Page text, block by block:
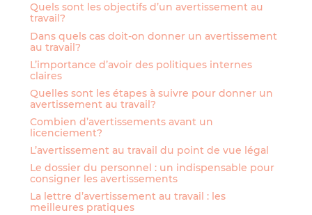
Quels sont les objectifs d’un avertissement au
travail?
Dans quels cas doit-on donner un avertissement
au travail?
L’importance d’avoir des politiques internes
claires
Quelles sont les étapes à suivre pour donner un
avertissement au travail?
Combien d’avertissements avant un
licenciement?
L’avertissement au travail du point de vue légal
Le dossier du personnel : un indispensable pour
consigner les avertissements
La lettre d’avertissement au travail : les
meilleures pratiques